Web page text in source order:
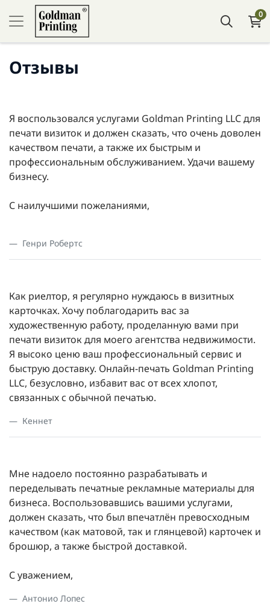
0
Отзывы
Я воспользовался услугами Goldman Printing LLC для
печати визиток и должен сказать, что очень доволен
качеством печати, а также их быстрым и
профессиональным обслуживанием. Удачи вашему
бизнесу.
С наилучшими пожеланиями,
Генри Робертс
Как риелтор, я регулярно нуждаюсь в визитных
карточках. Хочу поблагодарить вас за
художественную работу, проделанную вами при
печати визиток для моего агентства недвижимости.
Я высоко ценю ваш профессиональный сервис и
быструю доставку. Онлайн-печать Goldman Printing
LLC, безусловно, избавит вас от всех хлопот,
связанных с обычной печатью.
Кеннет
Мне надоело постоянно разрабатывать и
переделывать печатные рекламные материалы для
бизнеса. Воспользовавшись вашими услугами,
должен сказать, что был впечатлён превосходным
качеством (как матовой, так и глянцевой) карточек и
брошюр, а также быстрой доставкой.
С уважением,
Антонио Лопес